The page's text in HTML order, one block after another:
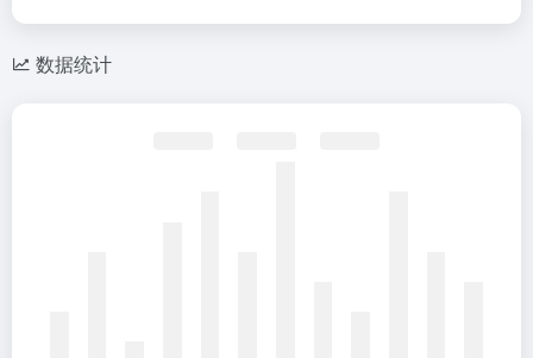
数据统计